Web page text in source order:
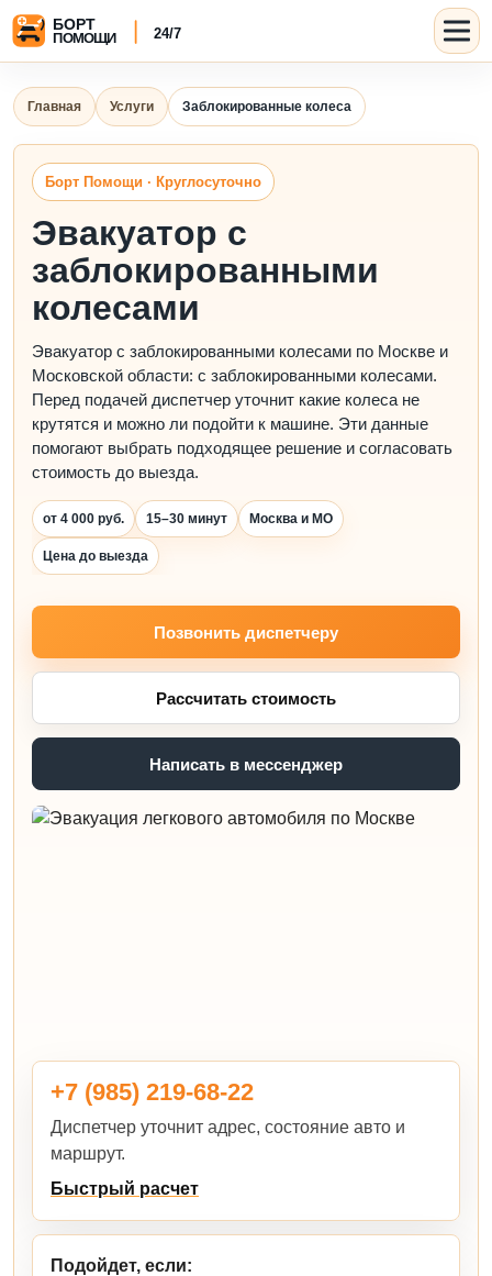
Главная Услуги Заблокированные колеса
Борт Помощи · Круглосуточно
Эвакуатор с
заблокированными
колесами
Эвакуатор с заблокированными колесами по Москве и
Московской области: с заблокированными колесами.
Перед подачей диспетчер уточнит какие колеса не
крутятся и можно ли подойти к машине. Эти данные
помогают выбрать подходящее решение и согласовать
стоимость до выезда.
от 4 000 руб. 15–30 минут Москва и МО
Цена до выезда
Позвонить диспетчеру
Рассчитать стоимость
Написать в мессенджер
+7 (985) 219-68-22
Диспетчер уточнит адрес, состояние авто и
маршрут.
Быстрый расчет
Подойдет, если: